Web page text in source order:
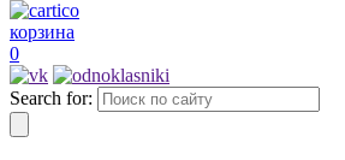
корзина
0
Search for: